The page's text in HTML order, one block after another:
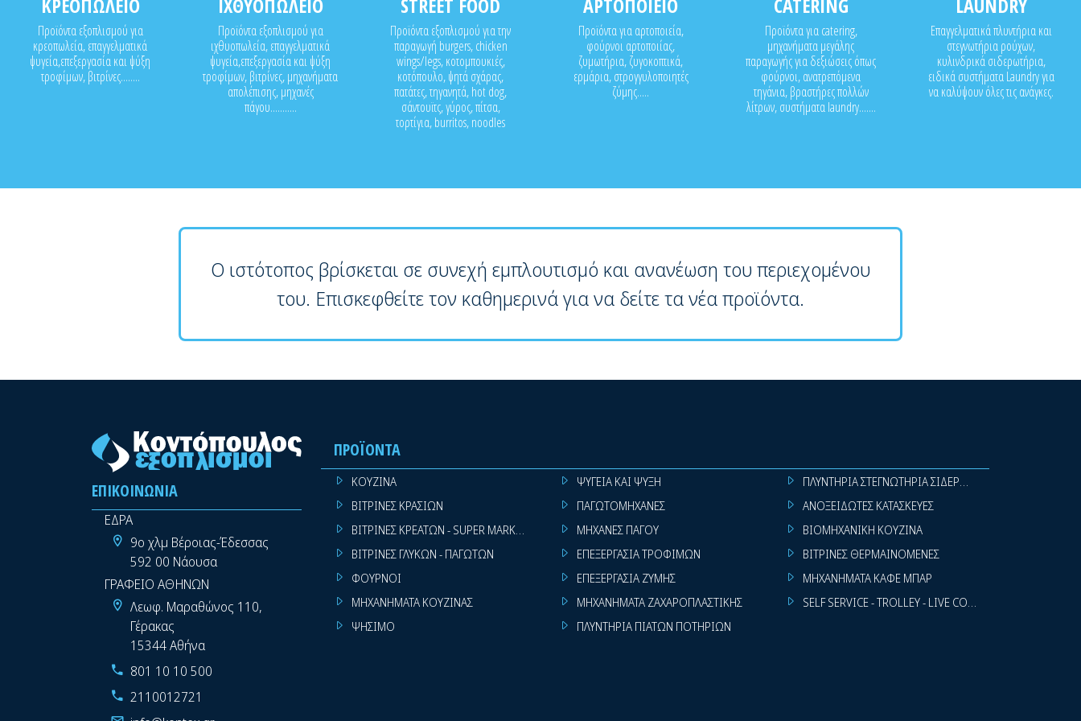
ΚΡΕΟΠΩΛΕΙΟ
Προϊόντα εξοπλισμού για
κρεοπωλεία, επαγγελματικά
ψυγεία,επεξεργασία και ψύξη
τροφίμων, βιτρίνες........
ΙΧΘΥΟΠΩΛΕΙΟ
Προϊόντα εξοπλισμού για
ιχθυοπωλεία, επαγγελματικά
ψυγεία,επεξεργασία και ψύξη
τροφίμων, βιτρίνες, μηχανήματα
απολέπισης, μηχανές
πάγου...........
STREET FOOD
Προϊόντα εξοπλισμού για την
παραγωγή burgers, chicken
wings/legs, κοτομπουκιές,
κοτόπουλο, ψητά σχάρας,
πατάτες, τηγανητά, hot dog,
σάντουϊτς, γύρος, πίτσα,
τορτίγια, burritos, noodles
ΑΡΤΟΠΟΙΕΙΟ
Προϊόντα για αρτοποιεία,
φούρνοι αρτοποιίας,
ζυμωτήρια, ζυγοκοπτικά,
ερμάρια, στρογγυλοποιητές
ζύμης.....
CATERING
Προϊόντα για catering,
μηχανήματα μεγάλης
παραγωγής για δεξιώσεις όπως
φούρνοι, ανατρεπόμενα
τηγάνια, βραστήρες πολλών
λίτρων, συστήματα laundry.......
LAUNDRY
Επαγγελματικά πλυντήρια και
στεγνωτήρια ρούχων,
κυλινδρικά σιδερωτήρια,
ειδικά συστήματα Laundry για
να καλύψουν όλες τις ανάγκες.
Ο ιστότοπος βρίσκεται σε συνεχή εμπλουτισμό και ανανέωση του περιεχομένου
του. Επισκεφθείτε τον καθημερινά για να δείτε τα νέα προϊόντα.
ΕΠΙΚΟΙΝΩΝΊΑ
ΕΔΡΑ
9ο χλμ Βέροιας-Έδεσσας
592 00 Νάουσα
ΓΡΑΦΕΙΟ ΑΘΗΝΩΝ
Λεωφ. Μαραθώνος 110,
Γέρακας
15344 Αθήνα
801 10 10 500
2110012721
ΠΡΟΪΌΝΤΑ
ΚΟΥΖΙΝΑ
ΒΙΤΡΙΝΕΣ ΚΡΑΣΙΩΝ
ΒΙΤΡΙΝΕΣ ΚΡΕΑΤΩΝ - SUPER MARKET
ΒΙΤΡΙΝΕΣ ΓΛΥΚΩΝ - ΠΑΓΩΤΩΝ
ΦΟΥΡΝΟΙ
ΜΗΧΑΝΗΜΑΤΑ ΚΟΥΖΙΝΑΣ
ΨΗΣΙΜΟ
ΨΥΓΕΙΑ ΚΑΙ ΨΥΞΗ
ΠΑΓΩΤΟΜΗΧΑΝΕΣ
ΜΗΧΑΝΕΣ ΠΑΓΟΥ
ΕΠΕΞΕΡΓΑΣΙΑ ΤΡΟΦΙΜΩΝ
ΕΠΕΞΕΡΓΑΣΙΑ ΖΥΜΗΣ
ΜΗΧΑΝΗΜΑΤΑ ΖΑΧΑΡΟΠΛΑΣΤΙΚΗΣ
ΠΛΥΝΤΗΡΙΑ ΠΙΑΤΩΝ ΠΟΤΗΡΙΩΝ
ΠΛΥΝΤΗΡΙΑ ΣΤΕΓΝΩΤΗΡΙΑ ΣΙΔΕΡΩΤΗΡΙΑ ΡΟΥΧΩΝ
ΑΝΟΞΕΙΔΩΤΕΣ ΚΑΤΑΣΚΕΥΕΣ
ΒΙΟΜΗΧΑΝΙΚΗ ΚΟΥΖΙΝΑ
ΒΙΤΡΙΝΕΣ ΘΕΡΜΑΙΝΟΜΕΝΕΣ
ΜΗΧΑΝΗΜΑΤΑ ΚΑΦΕ ΜΠΑΡ
SELF SERVICE - TROLLEY - LIVE COOKING